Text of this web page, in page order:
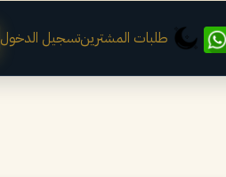
طلبات المشترينتسجيل الدخول